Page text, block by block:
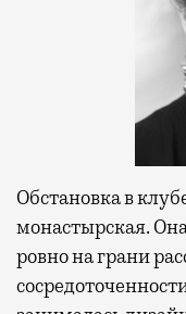
Обстановка в
монастырская.
ровно на грани